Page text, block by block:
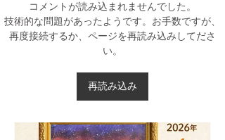
8月の課題 「マーカーレ
ンダリング」
コメントが読み込まれませんでした。
技術的な問題があったようです。お手数ですが、
再度接続するか、ページを再読み込みしてださ
い。
再読み込み